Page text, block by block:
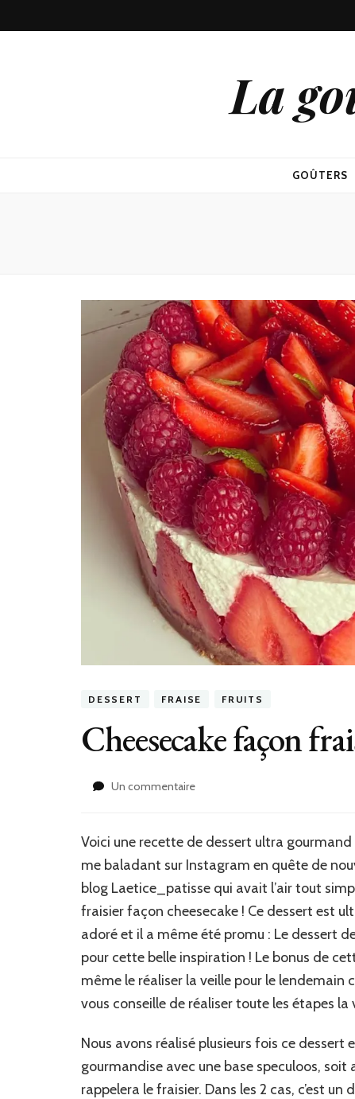
La
GOÛTERS
DESSERT FRAISE FRUITS
Cheesecake façon
Un commentairesur
fraisier
Voici une recette de dessert ultra
me baladant sur Instagram en quête de
blog Laetice_patisse qui avait l’air tout
fraisier façon cheesecake ! Ce dessert est
adoré et il a même été promu : Le dessert
pour cette belle inspiration ! Le bonus de
même le réaliser la veille pour le lendemain
vous conseille de réaliser toute les étapes
Nous avons réalisé plusieurs fois ce
gourmandise avec une base speculoos, soit
rappelera le fraisier. Dans les 2 cas, c’est